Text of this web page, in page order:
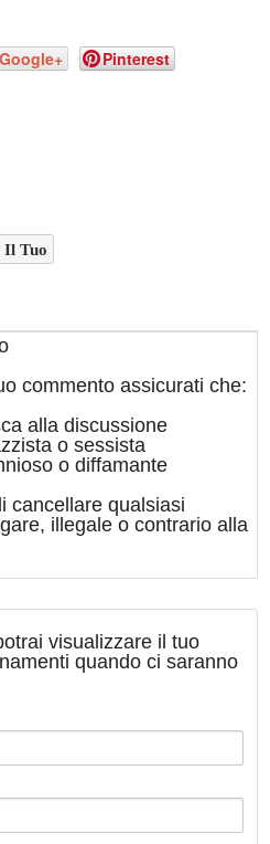
Google+ Pinterest
Tuo
commento assicurati che:
alla discussione
o sessista
o diffamante
cancellare qualsiasi
illegale o contrario alla
visualizzare il tuo
quando ci saranno